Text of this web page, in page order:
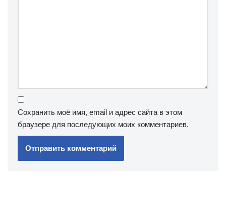
Сохранить моё имя, email и адрес сайта в этом
браузере для последующих моих комментариев.